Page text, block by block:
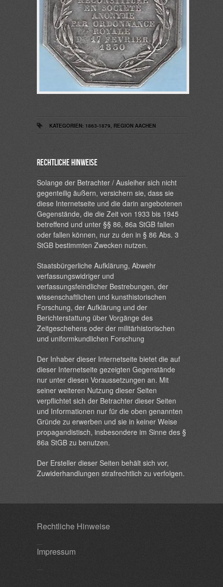
KATEGORIEN: 1863-1879, REGION AACHEN
Rechtliche Hinweise
Solange der Betrachter / Ausleiher sich nicht
gegenteilig äußern, versichern sie, dass sie
diese Internetseite und die darin angebotenen
Gegenstände, die die Zeit von 1933 bis 1945
betreffend und unter §§ 86, 86a StGB fallen
oder fallen können, nur zu den in § 86 Abs. 3
StGB bestimmten Zwecken nutzen.
Staatsbürgerliche Aufklärung, Abwehr
verfassungswidriger und
verfassungsfeindlicher Bestrebungen, der
wissenschaftlichen und kunsthistorischen
Forschung, der Aufklärung und der
Berichterstattung über Vorgänge des
Zeitgeschehens oder der militärhistorischen
und uniformkundlichen Forschung
Der Inhaber dieser Internetseite bietet die auf
dieser Internetseite gezeigten Gegenstände
nur unter diesen Voraussetzungen an. Mit
seiner weiteren Nutzung dieser Seiten
verpflichtet sich der Betrachter dieser Seiten
und Informationen nur für die oben genannten
Gründe zu erwerben und sie in keiner Weise
propagandistisch, insbesondere im Sinne des §
86a StGB zu benutzen.
Der Ersteller dieser Seiten behält sich vor,
Zuwiderhandlungen strafrechtlich zu verfolgen.
Rechtliche Hinweise
Impressum